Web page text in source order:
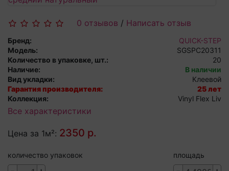
0 отзывов / Написать отзыв
Бренд:
QUICK-STEP
Модель:
SGSPC20311
Количество в упаковке, шт.:
20
Наличие:
В наличии
Вид укладки:
Клеевой
Гарантия производителя:
25 лет
Коллекция:
Vinyl Flex Liv
Все характеристики
Цена за 1м²: 2350 р.
количество упаковок площадь